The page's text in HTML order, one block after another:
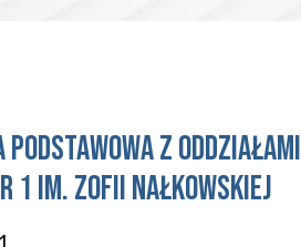
Z ODDZIAŁAMI
1 IM. ZOFII NAŁKOWSKIEJ